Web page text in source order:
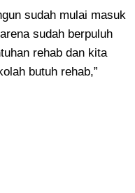
sudah mulai masuk
sudah berpuluh
rehab dan kita
butuh rehab,”